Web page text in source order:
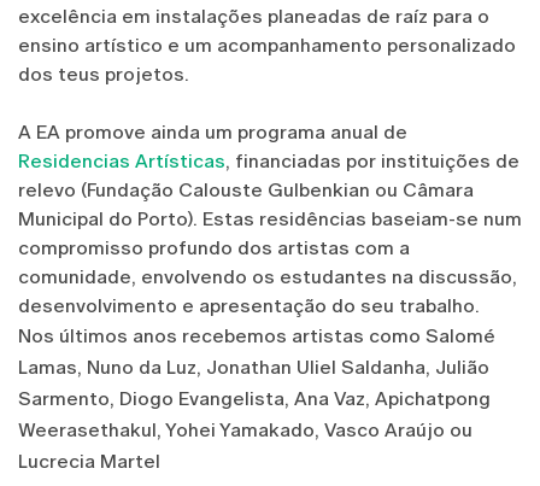
excelência em instalações planeadas de raíz para o
ensino artístico e um acompanhamento personalizado
dos teus projetos.
A EA promove ainda um programa anual de
Residencias Artísticas, financiadas por instituições de
relevo (Fundação Calouste Gulbenkian ou Câmara
Municipal do Porto). Estas residências baseiam-se num
compromisso profundo dos artistas com a
comunidade, envolvendo os estudantes na discussão,
desenvolvimento e apresentação do seu trabalho.
Nos últimos anos recebemos artistas como Salomé
Lamas, Nuno da Luz, Jonathan Uliel Saldanha, Julião
Sarmento, Diogo Evangelista, Ana Vaz, Apichatpong
Weerasethakul, Yohei Yamakado, Vasco Araújo ou
Lucrecia Martel